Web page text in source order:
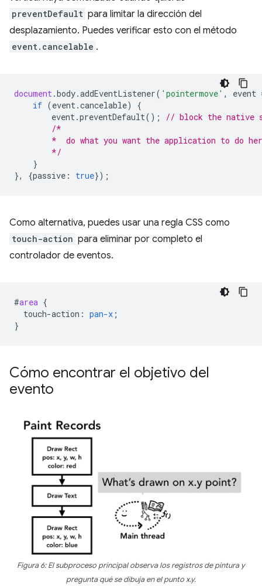
preventDefault para limitar la dirección del
desplazamiento. Puedes verificar esto con el método
event.cancelable .
document.body.addEventListener( 'pointermove' , event
if (event.cancelable)
{
event.preventDefault();
// block the native
/*
*  do what you want the application to do
        */
}
},
{passive : true});
Como alternativa, puedes usar una regla CSS como
touch-action para eliminar por completo el
controlador de eventos.
#area {
touch-action : pan-x ;
}
Cómo encontrar el objetivo del
evento
Figura 6: El subproceso principal observa los registros de pintura y
pregunta qué se dibuja en el punto x.y.